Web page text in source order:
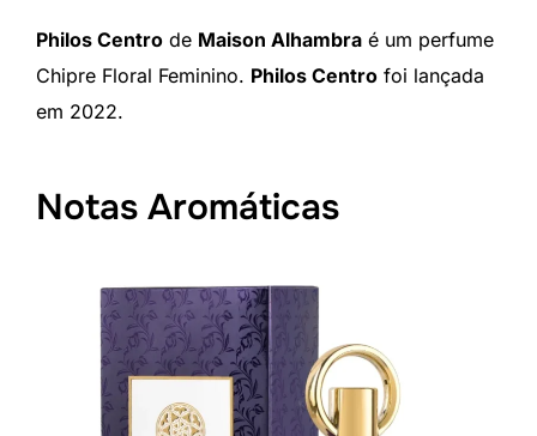
Philos Centro de Maison Alhambra é um perfume
Chipre Floral Feminino. Philos Centro foi lançada
em 2022.
Notas Aromáticas